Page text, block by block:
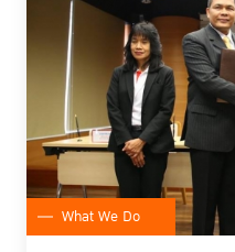
What We Do